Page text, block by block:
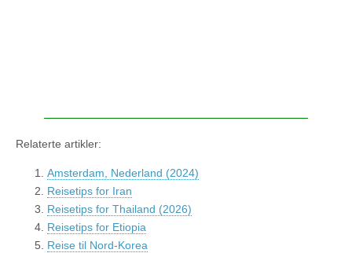
Relaterte artikler:
Amsterdam, Nederland (2024)
Reisetips for Iran
Reisetips for Thailand (2026)
Reisetips for Etiopia
Reise til Nord-Korea